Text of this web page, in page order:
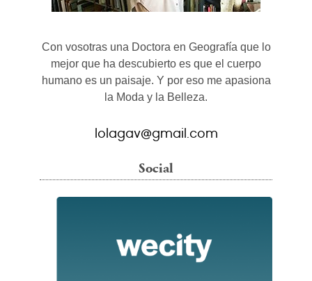
Con vosotras una Doctora en Geografía que lo
mejor que ha descubierto es que el cuerpo
humano es un paisaje. Y por eso me apasiona
la Moda y la Belleza.
lolagav@gmail.com
Social